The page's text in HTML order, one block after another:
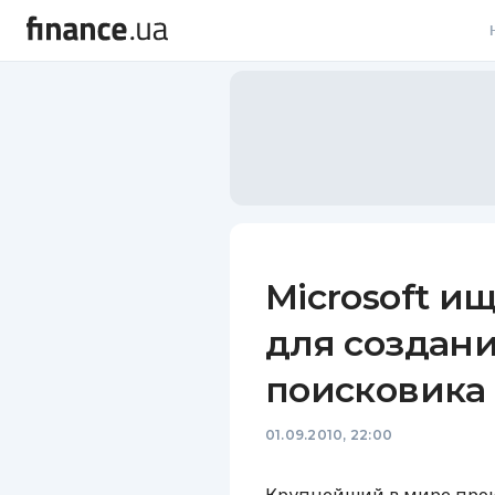
Microsoft
для
поисковика
01.09.2010, 22:00